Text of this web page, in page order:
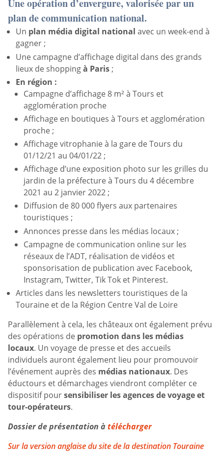
Une opération d’envergure, valorisée par un
plan de communication national.
Un plan média digital national avec un week-end à
gagner ;
Une campagne d’affichage digital dans des grands
lieux de shoppingà Paris ;
En région :
Campagne d’affichage 8 m² à Tours et
agglomération proche
Affichage en boutiques à Tours et agglomération
proche ;
Affichage vitrophanie à la gare de Tours du
01/12/21 au 04/01/22 ;
Affichage d’une exposition photo sur les grilles du
jardin de la préfecture à Tours du 4 décembre
2021 au 2 janvier 2022 ;
Diffusion de 80 000 flyers aux partenaires
touristiques ;
Annonces presse dans les médias locaux ;
Campagne de communication online sur les
réseaux de l’ADT, réalisation de vidéos et
sponsorisation de publication avec Facebook,
Instagram, Twitter, Tik Tok et Pinterest.
Articles dans les newsletters touristiques de la
Touraine et de la Région Centre Val de Loire
Parallèlement à cela, les châteaux ont également prévu
des opérations de promotion dans les médias
locaux. Un voyage de presse et des accueils
individuels auront également lieu pour promouvoir
l’événement auprès des médias nationaux. Des
éductours et démarchages viendront compléter ce
dispositif poursensibiliser les agences de voyage et
tour-opérateurs.
Dossier de présentation à télécharger
Sur la version anglaise du site de la destination Touraine